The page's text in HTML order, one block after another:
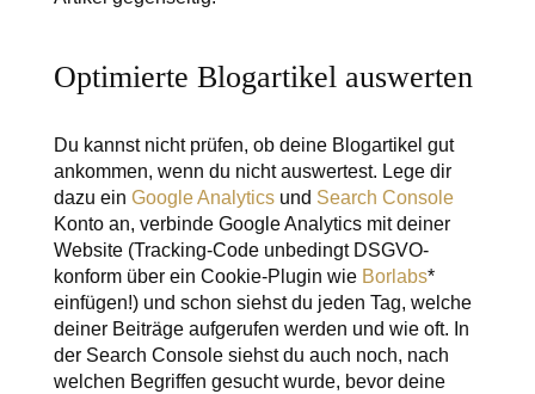
Optimierte Blogartikel auswerten
Du kannst nicht prüfen, ob deine Blogartikel gut
ankommen, wenn du nicht auswertest. Lege dir
dazu ein Google Analyticsund Search Console
Konto an, verbinde Google Analytics mit deiner
Website (Tracking-Code unbedingt DSGVO-
konform über ein Cookie-Plugin wie Borlabs*
einfügen!) und schon siehst du jeden Tag, welche
deiner Beiträge aufgerufen werden und wie oft. In
der Search Console siehst du auch noch, nach
welchen Begriffen gesucht wurde, bevor deine